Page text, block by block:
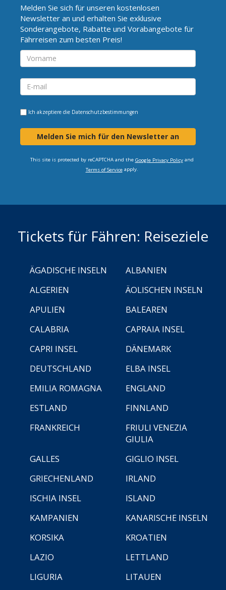
Melden Sie sich für unseren kostenlosen
Newsletter an und erhalten Sie exklusive
Sonderangebote, Rabatte und Vorabangebote für
Fährreisen zum besten Preis!
Ich akzeptiere die Datenschutzbestimmungen
Melden Sie mich für den Newsletter an
This site is protected by reCAPTCHA and the Google Privacy Policyand
Terms of Serviceapply.
Tickets für Fähren: Reiseziele
ÄGADISCHE INSELN
ALBANIEN
ALGERIEN
ÄOLISCHEN INSELN
APULIEN
BALEAREN
CALABRIA
CAPRAIA INSEL
CAPRI INSEL
DÄNEMARK
DEUTSCHLAND
ELBA INSEL
EMILIA ROMAGNA
ENGLAND
ESTLAND
FINNLAND
FRANKREICH
FRIULI VENEZIA
GIULIA
GALLES
GIGLIO INSEL
GRIECHENLAND
IRLAND
ISCHIA INSEL
ISLAND
KAMPANIEN
KANARISCHE INSELN
KORSIKA
KROATIEN
LAZIO
LETTLAND
LIGURIA
LITAUEN